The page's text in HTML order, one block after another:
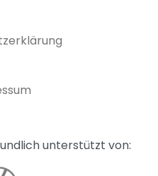
unterstützt von: